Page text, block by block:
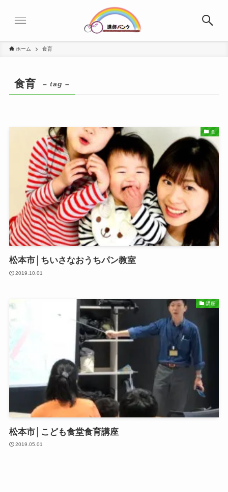
ホーム 食育
食育 – tag –
食
松本市│ちいさなおうちパン教室
2019.10.01
講座
松本市│こども食堂食育講座
2019.05.01